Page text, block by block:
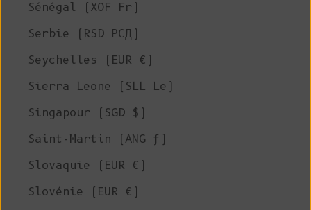
Sénégal (XOF Fr)
Serbie (RSD РСД)
Seychelles (EUR €)
Sierra Leone (SLL Le)
Singapour (SGD $)
Saint-Martin (ANG ƒ)
Slovaquie (EUR €)
Slovénie (EUR €)